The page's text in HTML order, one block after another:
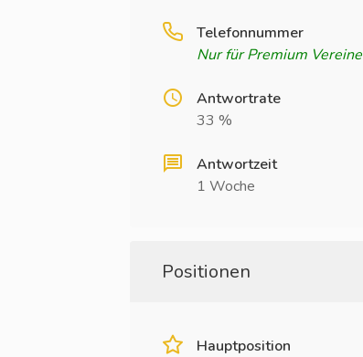
Telefonnummer
Nur für Premium Vereine
Antwortrate
33 %
Antwortzeit
1 Woche
Positionen
Hauptposition